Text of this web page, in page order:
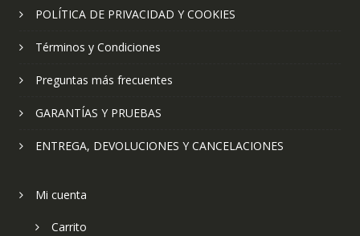
POLÍTICA DE PRIVACIDAD Y COOKIES
Términos y Condiciones
Preguntas más frecuentes
GARANTÍAS Y PRUEBAS
ENTREGA, DEVOLUCIONES Y CANCELACIONES
Mi cuenta
Carrito